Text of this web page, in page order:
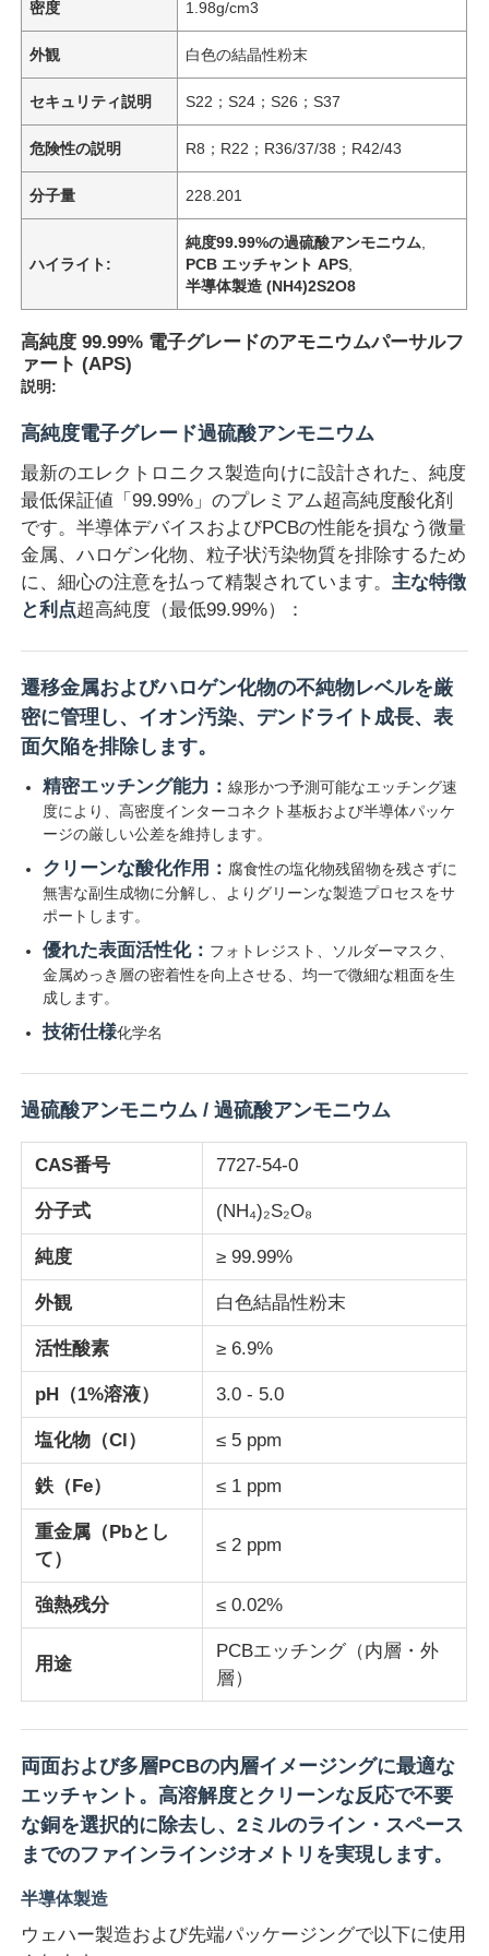
ホーム
製品
ビデオ
企業情報
会社案内
品質管理
お問い合わせ
ニュース
すべての場合
過硫酸塩
塩化物
石油添加物
化学填料
鉱物処理化学物質
食品添加物
金属化学品
エレクトロニクス 原材料
密度 1.98g/cm3
外観 白色の結晶性粉末
セキュリティ説明 S22；S24；S26；S37
危険性の説明 R8；R22；R36/37/38；R42/43
分子量 228.201
ハイライト:
純度99.99%の過硫酸アンモニウム
PCB エッチャント APS
半導体製造 (NH4)2S2O8
高純度 99.99% 電子グレードのアモニウムパーサルフ
ァート (APS)
説明:
高純度電子グレード過硫酸アンモニウム
最新のエレクトロニクス製造向けに設計された、純度
最低保証値「99.99%」のプレミアム超高純度酸化剤
です。半導体デバイスおよびPCBの性能を損なう微量
金属、ハロゲン化物、粒子状汚染物質を排除するため
に、細心の注意を払って精製されています。 主な特徴
と利点超高純度（最低99.99%）：
遷移金属およびハロゲン化物の不純物レベルを厳
密に管理し、イオン汚染、デンドライト成長、表
面欠陥を排除します。
精密エッチング能力：線形かつ予測可能なエッチング速
度により、高密度インターコネクト基板および半導体パッケ
ージの厳しい公差を維持します。
クリーンな酸化作用： 腐食性の塩化物残留物を残さずに
無害な副生成物に分解し、よりグリーンな製造プロセスをサ
ポートします。
優れた表面活性化： フォトレジスト、ソルダーマスク、
金属めっき層の密着性を向上させる、均一で微細な粗面を生
成します。
技術仕様化学名
過硫酸アンモニウム / 過硫酸アンモニウム
CAS番号 7727-54-0
分子式 (NH₄)₂S₂O₈
純度 ≥ 99.99%
外観 白色結晶性粉末
活性酸素 ≥ 6.9%
pH（1%溶液） 3.0 - 5.0
塩化物（Cl） ≤ 5 ppm
鉄（Fe） ≤ 1 ppm
重金属（Pbとし
て）
≤ 2 ppm
強熱残分 ≤ 0.02%
用途
PCBエッチング（内層・外
層）
両面および多層PCBの内層イメージングに最適な
エッチャント。高溶解度とクリーンな反応で不要
な銅を選択的に除去し、2ミルのライン・スペース
までのファインラインジオメトリを実現します。
半導体製造
ウェハー製造および先端パッケージングで以下に使用